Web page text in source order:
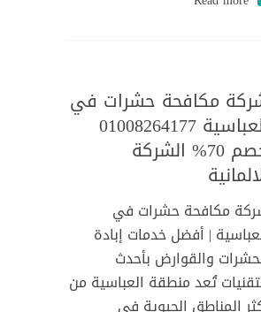
مكافحة حشرات في
العباسية 01008264177
خصم 70% الشركة
مكافحة حشرات في
| أفضل خدمات إبادة
والقوارض بأحدث
تُعد منطقة العباسية من
المناطق الحيوية في